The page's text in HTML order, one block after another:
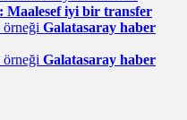
Maalesef iyi bir transfer
Galatasaray haber
Galatasaray haber